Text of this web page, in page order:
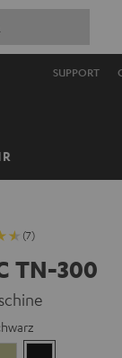
SUPPORT
(7)
TN-300